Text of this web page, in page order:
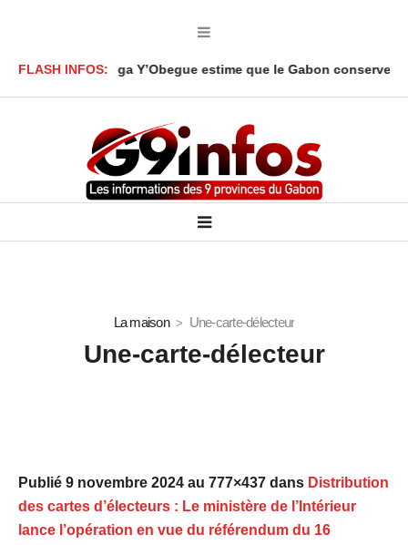
FLASH INFOS:
Akbar Onanga Y’Obegue estime que le Gabon conserve des
La maison Une-carte-délecteur
Une-carte-délecteur
Publié 9 novembre 2024 au 777×437 dans Distribution
des cartes d’électeurs : Le ministère de l’Intérieur
lance l’opération en vue du référendum du 16